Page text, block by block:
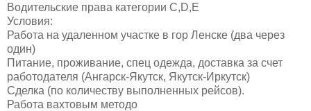
Водительские права категории C,D,E
Условия:
Работа на удаленном участке в гор Ленске (два через
один)
Питание, проживание, спец одежда, доставка за счет
работодателя (Ангарск-Якутск, Якутск-Иркутск)
Сделка (по количеству выполненных рейсов).
Работа вахтовым методо